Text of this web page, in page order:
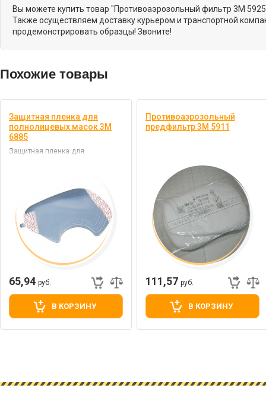
Вы можете купить товар "Противоаэрозольный фильтр 3M
Также осуществляем доставку курьером и транспортной
продемонстрировать образцы! Звоните!
Похожие товары
Защитная пленка для
полнолицевых масок 3M
6885
Защитная пленка для
65,94 руб.
В КОРЗИНУ
Противоаэрозольный
предфильтр 3M 5911
111,57 руб.
В КОРЗИНУ